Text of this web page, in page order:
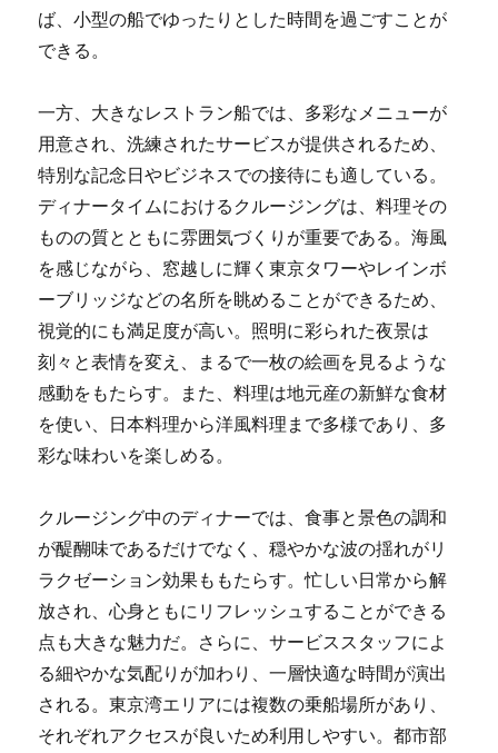
ば、小型の船でゆったりとした時間を過ごすことが
できる。
一方、大きなレストラン船では、多彩なメニューが
用意され、洗練されたサービスが提供されるため、
特別な記念日やビジネスでの接待にも適している。
ディナータイムにおけるクルージングは、料理その
ものの質とともに雰囲気づくりが重要である。海風
を感じながら、窓越しに輝く東京タワーやレインボ
ーブリッジなどの名所を眺めることができるため、
視覚的にも満足度が高い。照明に彩られた夜景は
刻々と表情を変え、まるで一枚の絵画を見るような
感動をもたらす。また、料理は地元産の新鮮な食材
を使い、日本料理から洋風料理まで多様であり、多
彩な味わいを楽しめる。
クルージング中のディナーでは、食事と景色の調和
が醍醐味であるだけでなく、穏やかな波の揺れがリ
ラクゼーション効果ももたらす。忙しい日常から解
放され、心身ともにリフレッシュすることができる
点も大きな魅力だ。さらに、サービススタッフによ
る細やかな気配りが加わり、一層快適な時間が演出
される。東京湾エリアには複数の乗船場所があり、
それぞれアクセスが良いため利用しやすい。都市部